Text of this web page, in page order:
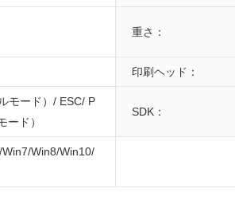
重さ：
印刷ヘッド：
モード）/ ESC/ P
ード）
SDK：
Win8/Win10/